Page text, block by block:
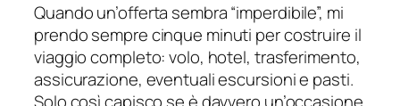
Quando un’offerta sembra “imperdibile”, mi
prendo sempre cinque minuti per costruire il
viaggio completo: volo, hotel, trasferimento,
assicurazione, eventuali escursioni e pasti.